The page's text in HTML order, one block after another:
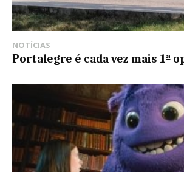
NOTÍCIAS
Portalegre é cada vez mais 1ª